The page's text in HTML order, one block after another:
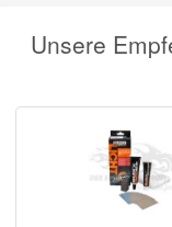
Unsere
Toyota
Vauxhall